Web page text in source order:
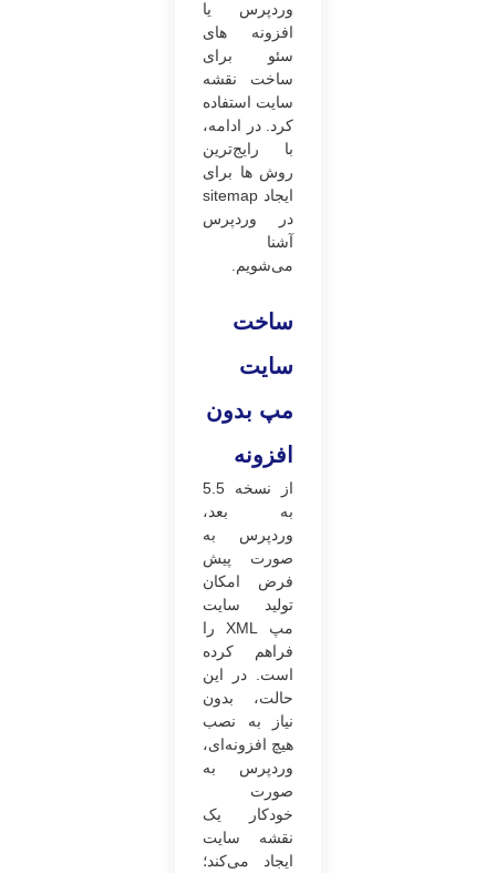
وردپرس یا
افزونه های
سئو برای
ساخت نقشه
سایت استفاده
کرد. در ادامه،
با رایج‌ترین
روش ها برای
ایجاد sitemap
در وردپرس
آشنا
می‌شویم.
ساخت
سایت
مپ بدون
افزونه
از نسخه 5.5
به بعد،
وردپرس به
صورت پیش
فرض امکان
تولید سایت
مپ XML را
فراهم کرده
است. در این
حالت، بدون
نیاز به نصب
هیچ افزونه‌ای،
وردپرس به
صورت
خودکار یک
نقشه سایت
ایجاد می‌کند؛